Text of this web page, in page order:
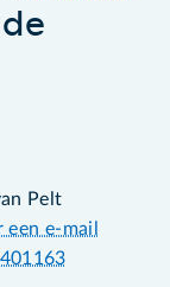
Pelt
een e-mail